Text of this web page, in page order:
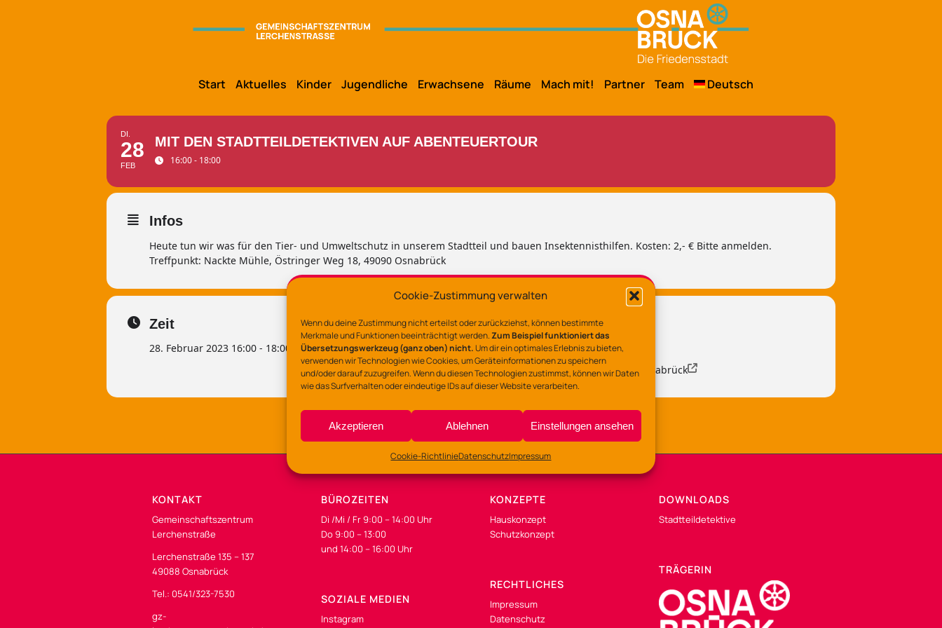
Cookie-Zustimmung verwalten
Wenn du deine Zustimmung nicht erteilst oder zurückziehst, können bestimmte
Merkmale und Funktionen beeinträchtigt werden.Zum Beispiel funktioniert das
Übersetzungswerkzeug (ganz oben) nicht.Um dir ein optimales Erlebnis zu bieten,
verwenden wir Technologien wie Cookies, um Geräteinformationen zu speichern
und/oder darauf zuzugreifen. Wenn du diesen Technologien zustimmst, können wir Daten
wie das Surfverhalten oder eindeutige IDs auf dieser Website verarbeiten.
Akzeptieren Ablehnen Einstellungen ansehen
Cookie-RichtlinieDatenschutzImpressum
Start Aktuelles Kinder Jugendliche Erwachsene Räume Mach mit! Partner Team Deutsch
DI.
28
FEB
MIT DEN STADTTEILDETEKTIVEN AUF ABENTEUERTOUR
16:00 - 18:00
Infos
Heute tun wir was für den Tier- und Umweltschutz in unserem Stadtteil und bauen Insektennisthilfen. Kosten: 2,- € Bitte anmelden.
Treffpunkt: Nackte Mühle, Östringer Weg 18, 49090 Osnabrück
Zeit
28. Februar 2023 16:00 - 18:00
Ort
Nackte Mühle
Östringer Weg 18, 49090 Osnabrück
KONTAKT
Gemeinschaftszentrum
Lerchenstraße
Lerchenstraße 135 – 137
49088 Osnabrück
Tel.: 0541/323-7530
gz-
BÜROZEITEN
Di /Mi / Fr 9:00 – 14:00 Uhr
Do 9:00 – 13:00
und 14:00 – 16:00 Uhr
SOZIALE MEDIEN
Instagram
KONZEPTE
Hauskonzept
Schutzkonzept
RECHTLICHES
Impressum
Datenschutz
DOWNLOADS
Stadtteildetektive
TRÄGERIN